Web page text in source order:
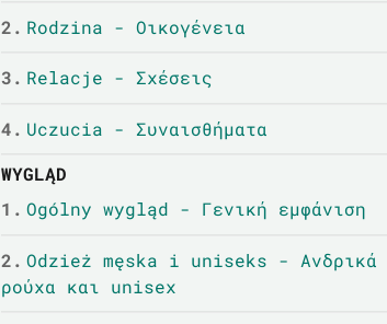
2. Rodzina - Οικογένεια
3. Relacje - Σχέσεις
4. Uczucia - Συναισθήματα
WYGLĄD
1. Ogólny wygląd - Γενική εμφάνιση
2. Odzież męska i uniseks - Ανδρικά
ρούχα και unisex